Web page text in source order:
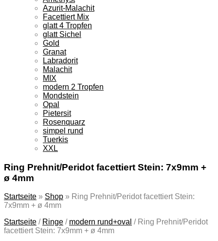
Azurit-Malachit
Facettiert Mix
glatt 4 Tropfen
glatt Sichel
Gold
Granat
Labradorit
Malachit
MIX
modern 2 Tropfen
Mondstein
Opal
Pietersit
Rosenquarz
simpel rund
Tuerkis
XXL
Ring Prehnit/Peridot facettiert Stein: 7x9mm +
ø 4mm
Startseite » Shop » Ring Prehnit/Peridot facettiert Stein:
7x9mm + ø 4mm
Startseite / Ringe / modern rund+oval / Ring Prehnit/Peridot
facettiert Stein: 7x9mm + ø 4mm